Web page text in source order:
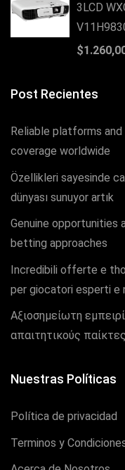
3LCD
$
Post Recientes
Reliable platforms
coverage worldwide
Özellikleri sayesinde
dünyası sunuyor artık
Genuine opportunities
betting approaches
Incredibili offerte e
per giocatori esperti e
Αξιοσημείωτη
απαιτητικούς παίκτες
Nuestras Políticas
Política de privacidad
Terminos y